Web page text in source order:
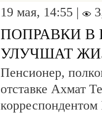
19 мая, 14:55 |
ПОПРАВКИ
УЛУЧШАТ
Пенсионер,
отставке Ахмат